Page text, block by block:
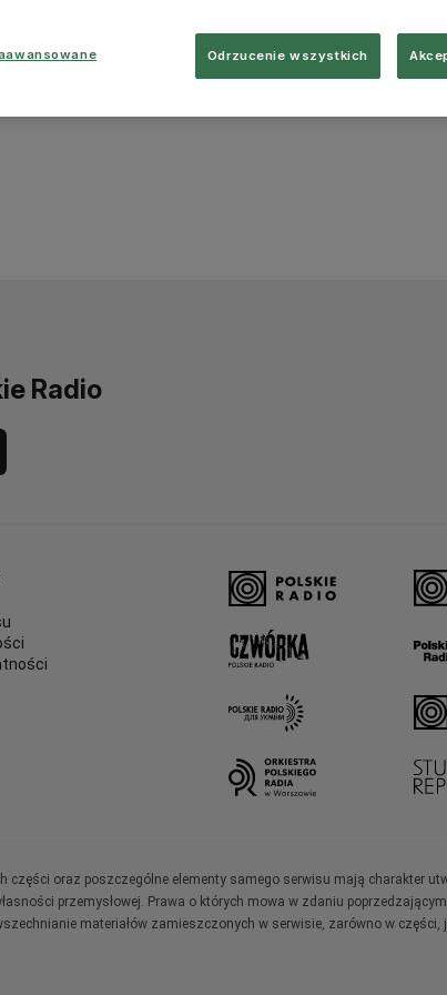
Radio
oraz poszczególne elementy samego serwisu mają charakter
przemysłowej. Prawa o których mowa w zdaniu
materiałów zamieszczonych w serwisie, zarówno w
Odrzucenie wszystkich